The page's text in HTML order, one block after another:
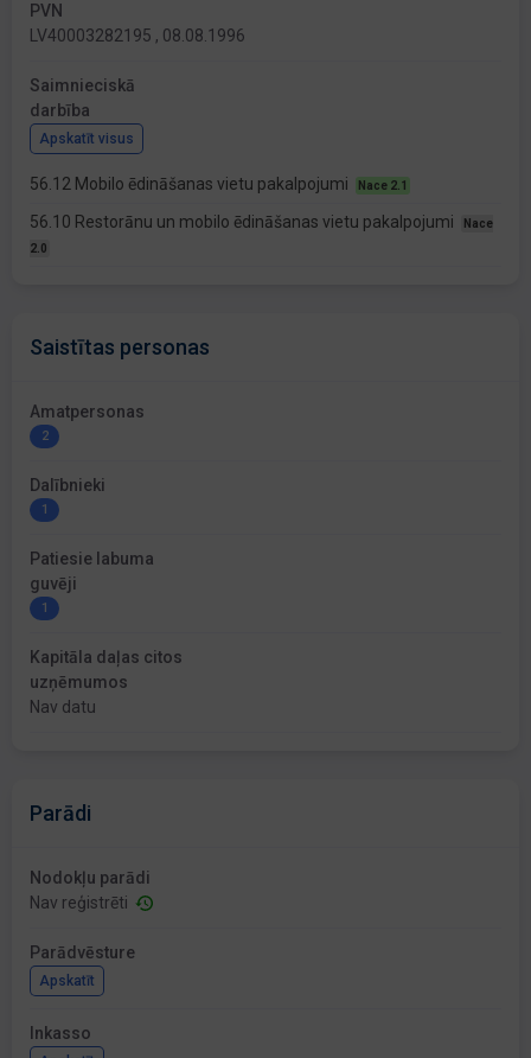
PVN
LV40003282195 , 08.08.1996
Saimnieciskā
darbība
Apskatīt visus
56.12 Mobilo ēdināšanas vietu pakalpojumi Nace 2.1
56.10 Restorānu un mobilo ēdināšanas vietu pakalpojumi
Nace
2.0
Saistītas personas
Amatpersonas
2
Dalībnieki
1
Patiesie labuma
guvēji
1
Kapitāla daļas citos
uzņēmumos
Nav datu
Parādi
Nodokļu parādi
Nav reģistrēti
Parādvēsture
Apskatīt
Inkasso